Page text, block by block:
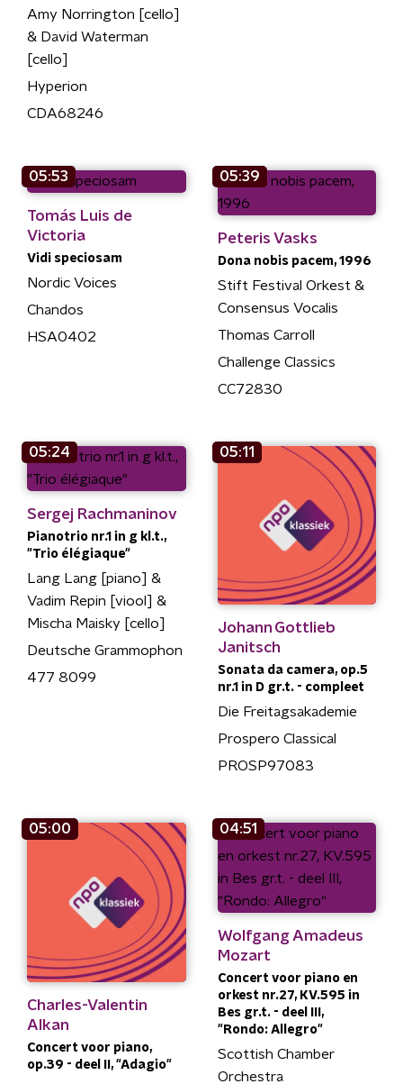
Amy Norrington [cello]
& David Waterman
[cello]
Hyperion
CDA68246
05:53
Tomás Luis de
Victoria
Vidi speciosam
Nordic Voices
Chandos
HSA0402
05:39
Peteris Vasks
Dona nobis pacem, 1996
Stift Festival Orkest &
Consensus Vocalis
Thomas Carroll
Challenge Classics
CC72830
05:24
Sergej Rachmaninov
Pianotrio nr.1 in g kl.t.,
"Trio élégiaque"
Lang Lang [piano] &
Vadim Repin [viool] &
Mischa Maisky [cello]
Deutsche Grammophon
477 8099
05:11
Johann Gottlieb
Janitsch
Sonata da camera, op.5
nr.1 in D gr.t. - compleet
Die Freitagsakademie
Prospero Classical
PROSP97083
05:00
Charles-Valentin
Alkan
Concert voor piano,
op.39 - deel II, "Adagio"
04:51
Wolfgang Amadeus
Mozart
Concert voor piano en
orkest nr.27, KV.595 in
Bes gr.t. - deel III,
"Rondo: Allegro"
Scottish Chamber
Orchestra